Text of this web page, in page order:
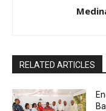
RELATED ARTICLES